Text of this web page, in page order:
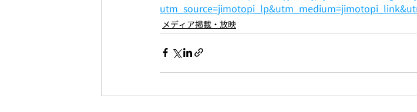
メディア掲載・放映